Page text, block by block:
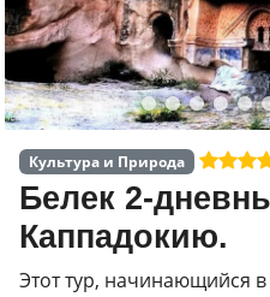
Культура и Природа
Белек 2-
Каппадокию.
Этот тур, начинающийся